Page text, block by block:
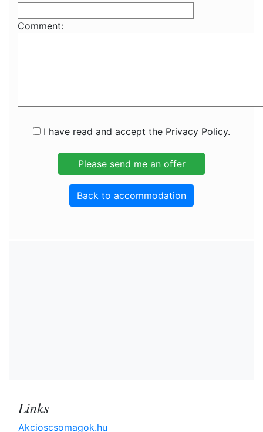
Comment:
I have read and accept the Privacy Policy.
Back to accommodation
Links
Akcioscsomagok.hu